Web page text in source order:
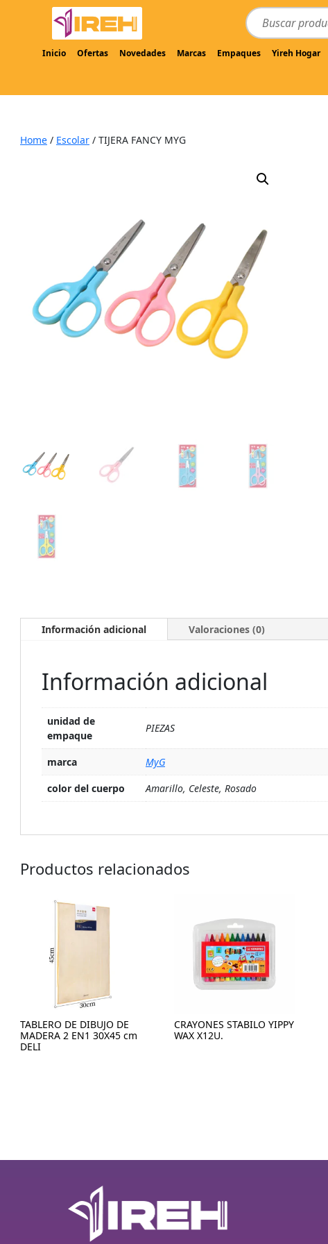
Inicio Ofertas Novedades Marcas Empaques Yireh Hogar
Home / Escolar / TIJERA FANCY MYG
Información adicional Valoraciones (0)
Información adicional
unidad de
empaque
PIEZAS
marca
MyG
color del cuerpo
Amarillo, Celeste, Rosado
Productos relacionados
TABLERO DE DIBUJO DE
MADERA 2 EN1 30X45 cm
DELI
CRAYONES STABILO YIPPY
WAX X12U.